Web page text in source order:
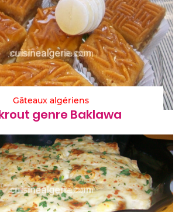
Gâteaux algériens
genre Baklawa